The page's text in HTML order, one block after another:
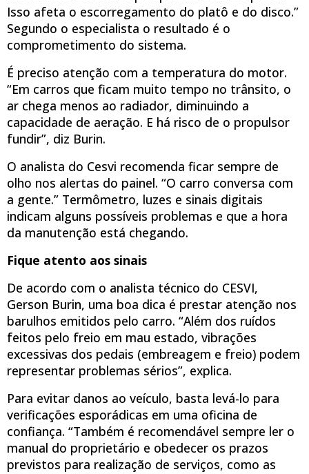
Isso afeta o escorregamento do platô e do disco.”
Segundo o especialista o resultado é o
comprometimento do sistema.
É preciso atenção com a temperatura do motor.
“Em carros que ficam muito tempo no trânsito, o
ar chega menos ao radiador, diminuindo a
capacidade de aeração. E há risco de o propulsor
fundir”, diz Burin.
O analista do Cesvi recomenda ficar sempre de
olho nos alertas do painel. “O carro conversa com
a gente.” Termômetro, luzes e sinais digitais
indicam alguns possíveis problemas e que a hora
da manutenção está chegando.
Fique atento aos sinais
De acordo com o analista técnico do CESVI,
Gerson Burin, uma boa dica é prestar atenção nos
barulhos emitidos pelo carro. “Além dos ruídos
feitos pelo freio em mau estado, vibrações
excessivas dos pedais (embreagem e freio) podem
representar problemas sérios”, explica.
Para evitar danos ao veículo, basta levá-lo para
verificações esporádicas em uma oficina de
confiança. “Também é recomendável sempre ler o
manual do proprietário e obedecer os prazos
previstos para realização de serviços, como as